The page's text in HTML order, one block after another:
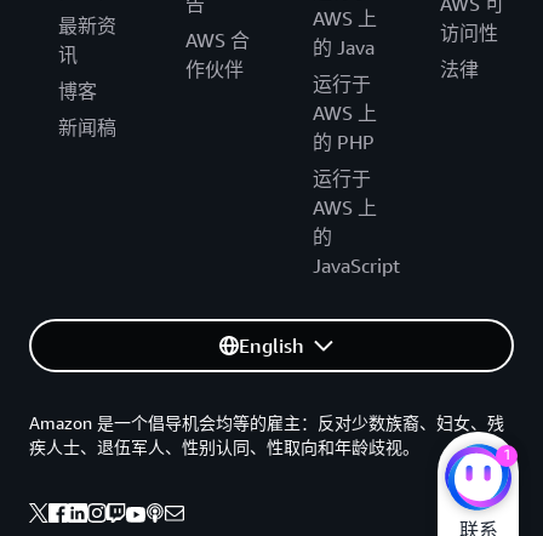
最新资
讯
博客
新闻稿
AWS 合
作伙伴
AWS 上
的 Java
运行于
AWS 上
的 PHP
运行于
AWS 上
的
JavaScript
访问性
法律
English
Amazon 是一个倡导机会均等的雇主：反对少数族裔、妇女、残
疾人士、退伍军人、性别认同、性取向和年龄歧视。
1
联系